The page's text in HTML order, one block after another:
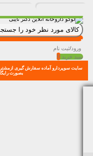
ورود/ثبت نام
سبد خرید 0
سایت سوپردارو آماده سفارش گیری
بصورت